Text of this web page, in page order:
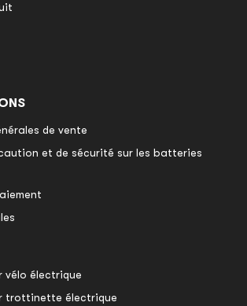
de vente
et de sécurité sur les batteries
vélo électrique
trottinette électrique